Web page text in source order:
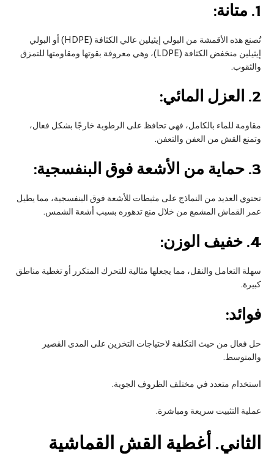
1. متانة:
تُصنع هذه الأقمشة من البولي إيثيلين عالي الكثافة (HDPE) أو البولي
إيثيلين منخفض الكثافة (LDPE)، وهي معروفة بقوتها ومقاومتها للتمزق
والثقوب.
2. العزل المائي:
مقاومة للماء بالكامل، فهي تحافظ على الرطوبة خارجًا بشكل فعال،
وتمنع القش من العفن والتعفن.
3. حماية من الأشعة فوق البنفسجية:
تحتوي العديد من النماذج على مثبطات للأشعة فوق البنفسجية، مما يطيل
عمر القماش المشمع من خلال منع تدهوره بسبب أشعة الشمس.
4. خفيف الوزن:
سهلة التعامل والنقل، مما يجعلها مثالية للتحرك المتكرر أو تغطية مناطق
كبيرة.
فوائد:
حل فعال من حيث التكلفة لاحتياجات التخزين على المدى القصير
والمتوسط.
استخدام متعدد في مختلف الظروف الجوية.
عملية التثبيت سريعة ومباشرة.
الثاني. أغطية القش القماشية